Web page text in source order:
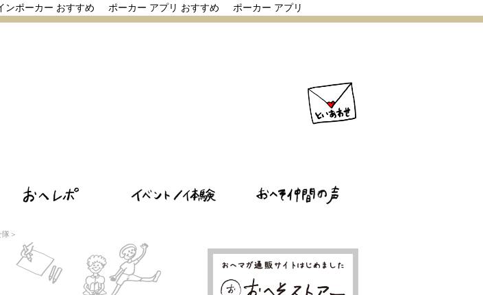
ンポーカー おすすめ ポーカー アプリ おすすめ ポーカー アプリ
＞